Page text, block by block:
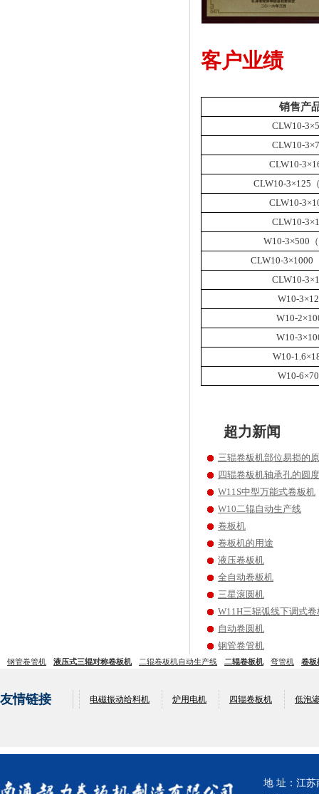
客户业绩
销售产
CLW10-3×
CLW10-3×
CLW10-3×
CLW10-3×125
CLW10-3×
CLW10-3×
W10-3×500
CLW10-3×1000
CLW10-3×
W10-3×
W10-2×
W10-3×
W10-1.6×
W10-6×
超力新闻
三辊卷板机部位易损的
四辊卷板机轴承孔的圆
W11S中型万能式卷板机
W10二辊自动生产线
卷板机
卷板机的用途
液压卷板机
全自动卷板机
三星滚圆机
W11H三辊弧线下调式卷
自动卷圆机
钢管卷管机
钢管卷管机 液压式三辊对称卷板机 二辊卷板机自动生产线 二辊卷板机 弯管机 卷板
友情链接 电磁振动给料机 炉用电机 四辊卷板机 低泡
地 址：江苏